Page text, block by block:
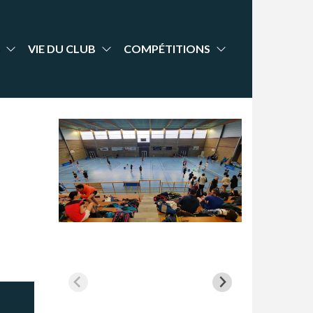
VIE DU CLUB COMPÉTITIONS